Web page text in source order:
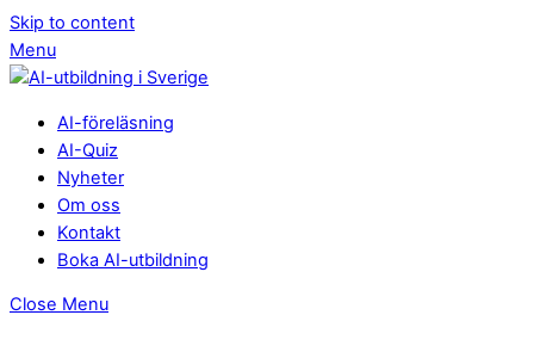
Skip to content
Menu
AI-föreläsning
AI-Quiz
Nyheter
Om oss
Kontakt
Boka AI-utbildning
Close Menu